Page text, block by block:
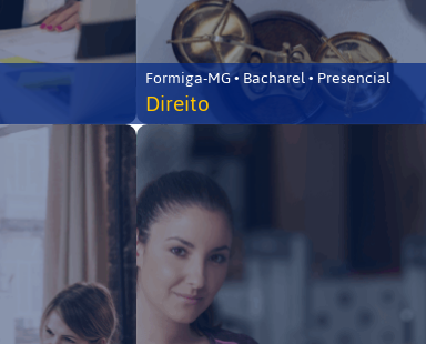
Formiga-MG • Bacharel • Presencial
Direito